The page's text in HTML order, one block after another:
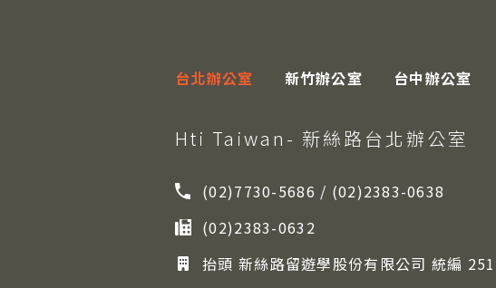
台北辦公室 新竹辦公室 台中辦公室
Hti Taiwan- 新絲路台北辦公室
(02)7730-5686 / (02)2383-0638
(02)2383-0632
抬頭 新絲路留遊學股份有限公司 統編